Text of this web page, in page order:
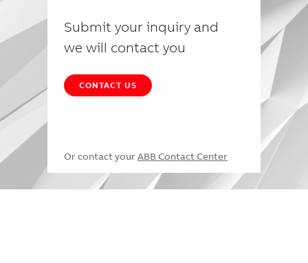
Submit your inquiry and
we will contact you
CONTACT US
Or contact your ABB Contact Center